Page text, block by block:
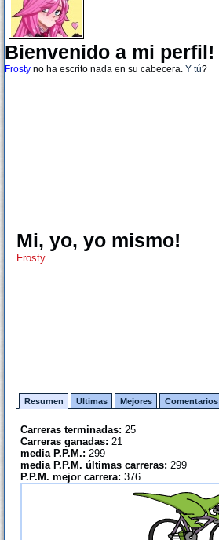
Bienvenido a mi perfil!
Frosty no ha escrito nada en su cabecera. Y tú?
Mi, yo, yo mismo!
Frosty
Resumen Ultimas Mejores Comentarios
Carreras terminadas: 25
Carreras ganadas: 21
media P.P.M.: 299
media P.P.M. últimas carreras: 299
P.P.M. mejor carrera: 376